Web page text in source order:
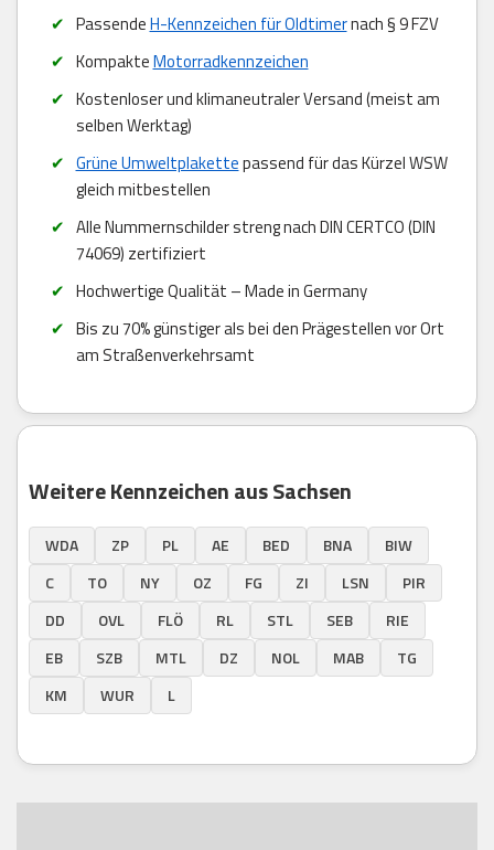
PassendeH-Kennzeichen für Oldtimernach § 9 FZV
KompakteMotorradkennzeichen
Kostenloser und klimaneutraler Versand (meist am
selben Werktag)
Grüne Umweltplakettepassend für das Kürzel WSW
gleich mitbestellen
Alle Nummernschilder streng nach DIN CERTCO (DIN
74069) zertifiziert
Hochwertige Qualität – Made in Germany
Bis zu 70% günstiger als bei den Prägestellen vor Ort
am Straßenverkehrsamt
Weitere Kennzeichen aus Sachsen
WDA ZP PL AE BED BNA
BIW
C
TO NY OZ FG ZI LSN
PIR
DD
OVL FLÖ RL STL SEB
RIE
EB
SZB MTL DZ NOL MAB
TG
KM
WUR L